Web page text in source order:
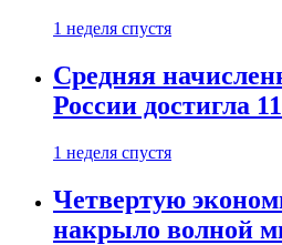
1 неделя спустя
Средняя
России достигла
1 неделя спустя
Четвертую
накрыло волной